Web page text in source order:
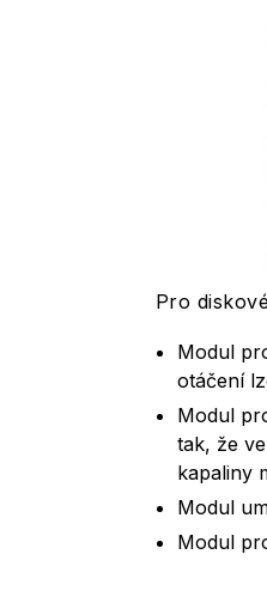
Pro
Modul
otáčení
Modul
tak, že
kapaliny
Modul
Modul